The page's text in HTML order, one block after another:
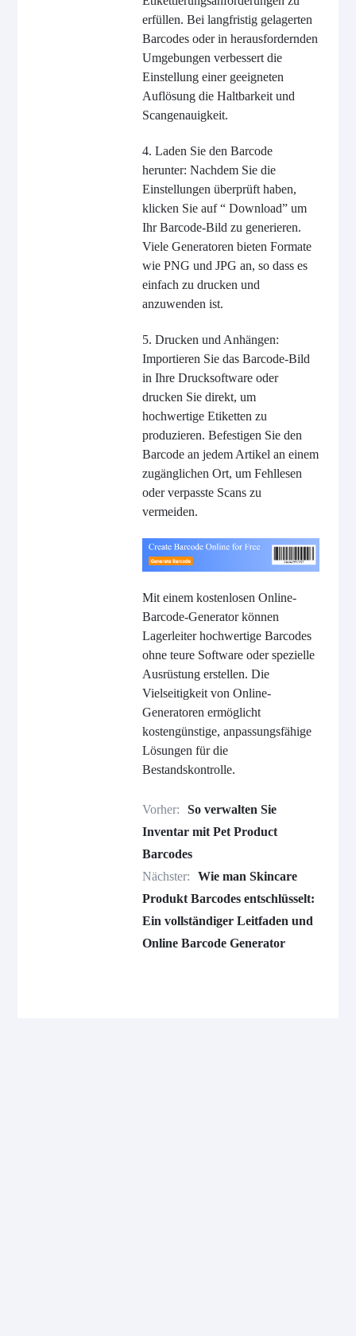
erfüllen. Bei langfristig gelagerten
Barcodes oder in herausfordernden
Umgebungen verbessert die
Einstellung einer geeigneten
Auflösung die Haltbarkeit und
Scangenauigkeit.
4. Laden Sie den Barcode
herunter: Nachdem Sie die
Einstellungen überprüft haben,
klicken Sie auf “ Download” um
Ihr Barcode-Bild zu generieren.
Viele Generatoren bieten Formate
wie PNG und JPG an, so dass es
einfach zu drucken und
anzuwenden ist.
5. Drucken und Anhängen:
Importieren Sie das Barcode-Bild
in Ihre Drucksoftware oder
drucken Sie direkt, um
hochwertige Etiketten zu
produzieren. Befestigen Sie den
Barcode an jedem Artikel an einem
zugänglichen Ort, um Fehllesen
oder verpasste Scans zu
vermeiden.
Mit einem kostenlosen Online-
Barcode-Generator können
Lagerleiter hochwertige Barcodes
ohne teure Software oder spezielle
Ausrüstung erstellen. Die
Vielseitigkeit von Online-
Generatoren ermöglicht
kostengünstige, anpassungsfähige
Lösungen für die
Bestandskontrolle.
Vorher:
So verwalten Sie
Inventar mit Pet Product
Barcodes
Nächster:
Wie man Skincare
Produkt Barcodes entschlüsselt:
Ein vollständiger Leitfaden und
Online Barcode Generator